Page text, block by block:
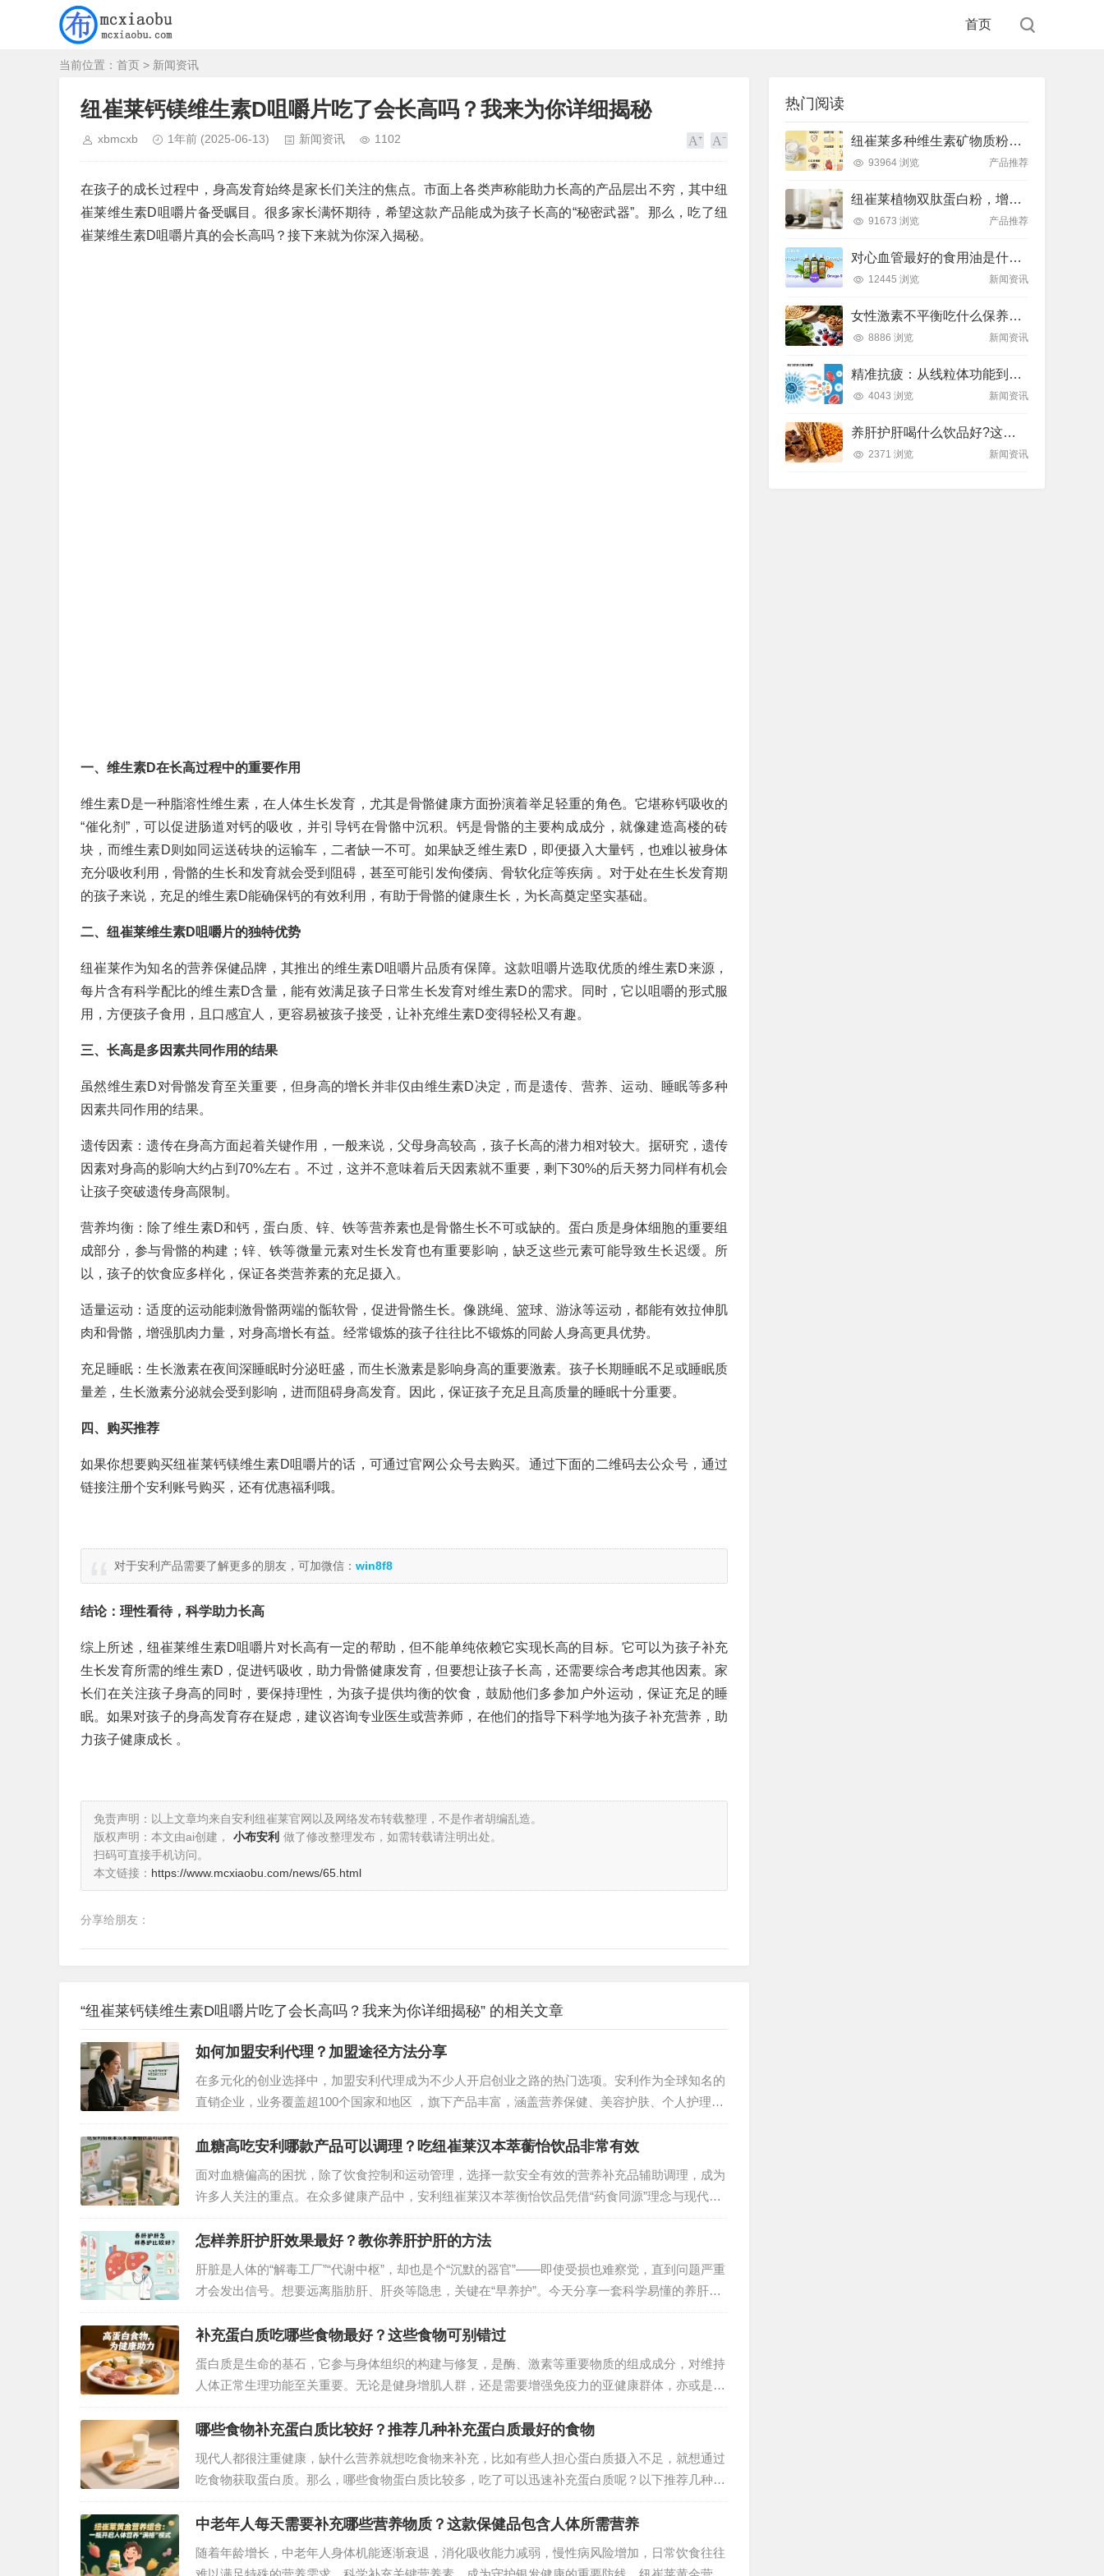
首页
当前位置： 首页 > 新闻资讯
纽崔莱钙镁维生素D咀嚼片吃了会长高吗？我来为你详细揭秘
xbmcxb 1年前 (2025-06-13) 新闻资讯 1102
在孩子的成长过程中，身高发育始终是家长们关注的焦点。市面上各类声称能助力长高的产品层出不穷，其中纽
崔莱维生素D咀嚼片备受瞩目。很多家长满怀期待，希望这款产品能成为孩子长高的“秘密武器”。那么，吃了纽
崔莱维生素D咀嚼片真的会长高吗？接下来就为你深入揭秘。
一、维生素D在长高过程中的重要作用
维生素D是一种脂溶性维生素，在人体生长发育，尤其是骨骼健康方面扮演着举足轻重的角色。它堪称钙吸收的
“催化剂”，可以促进肠道对钙的吸收，并引导钙在骨骼中沉积。钙是骨骼的主要构成成分，就像建造高楼的砖
块，而维生素D则如同运送砖块的运输车，二者缺一不可。如果缺乏维生素D，即便摄入大量钙，也难以被身体
充分吸收利用，骨骼的生长和发育就会受到阻碍，甚至可能引发佝偻病、骨软化症等疾病 。对于处在生长发育期
的孩子来说，充足的维生素D能确保钙的有效利用，有助于骨骼的健康生长，为长高奠定坚实基础。
二、纽崔莱维生素D咀嚼片的独特优势
纽崔莱作为知名的营养保健品牌，其推出的维生素D咀嚼片品质有保障。这款咀嚼片选取优质的维生素D来源，
每片含有科学配比的维生素D含量，能有效满足孩子日常生长发育对维生素D的需求。同时，它以咀嚼的形式服
用，方便孩子食用，且口感宜人，更容易被孩子接受，让补充维生素D变得轻松又有趣。
三、长高是多因素共同作用的结果
虽然维生素D对骨骼发育至关重要，但身高的增长并非仅由维生素D决定，而是遗传、营养、运动、睡眠等多种
因素共同作用的结果。
遗传因素：遗传在身高方面起着关键作用，一般来说，父母身高较高，孩子长高的潜力相对较大。据研究，遗传
因素对身高的影响大约占到70%左右 。不过，这并不意味着后天因素就不重要，剩下30%的后天努力同样有机会
让孩子突破遗传身高限制。
营养均衡：除了维生素D和钙，蛋白质、锌、铁等营养素也是骨骼生长不可或缺的。蛋白质是身体细胞的重要组
成部分，参与骨骼的构建；锌、铁等微量元素对生长发育也有重要影响，缺乏这些元素可能导致生长迟缓。所
以，孩子的饮食应多样化，保证各类营养素的充足摄入。
适量运动：适度的运动能刺激骨骼两端的骺软骨，促进骨骼生长。像跳绳、篮球、游泳等运动，都能有效拉伸肌
肉和骨骼，增强肌肉力量，对身高增长有益。经常锻炼的孩子往往比不锻炼的同龄人身高更具优势。
充足睡眠：生长激素在夜间深睡眠时分泌旺盛，而生长激素是影响身高的重要激素。孩子长期睡眠不足或睡眠质
量差，生长激素分泌就会受到影响，进而阻碍身高发育。因此，保证孩子充足且高质量的睡眠十分重要。
四、购买推荐
如果你想要购买纽崔莱钙镁维生素D咀嚼片的话，可通过官网公众号去购买。通过下面的二维码去公众号，通过
链接注册个安利账号购买，还有优惠福利哦。
对于安利产品需要了解更多的朋友，可加微信： win8f8
结论：理性看待，科学助力长高
综上所述，纽崔莱维生素D咀嚼片对长高有一定的帮助，但不能单纯依赖它实现长高的目标。它可以为孩子补充
生长发育所需的维生素D，促进钙吸收，助力骨骼健康发育，但要想让孩子长高，还需要综合考虑其他因素。家
长们在关注孩子身高的同时，要保持理性，为孩子提供均衡的饮食，鼓励他们多参加户外运动，保证充足的睡
眠。如果对孩子的身高发育存在疑虑，建议咨询专业医生或营养师，在他们的指导下科学地为孩子补充营养，助
力孩子健康成长 。
免责声明：以上文章均来自安利纽崔莱官网以及网络发布转载整理，不是作者胡编乱造。
版权声明：本文由ai创建，
小布安利 做了修改整理发布，如需转载请注明出处。
扫码可直接手机访问。
本文链接： https://www.mcxiaobu.com/news/65.html
分享给朋友：
“纽崔莱钙镁维生素D咀嚼片吃了会长高吗？我来为你详细揭秘” 的相关文章
如何加盟安利代理？加盟途径方法分享
在多元化的创业选择中，加盟安利代理成为不少人开启创业之路的热门选项。安利作为全球知名的
直销企业，业务覆盖超100个国家和地区 ，旗下产品丰富，涵盖营养保健、美容护肤、个人护理和
家居清洁等多个领域 。如果你也对安利代理加盟感兴趣，那就跟随这份攻略，迈出创业的第一
步。…
血糖高吃安利哪款产品可以调理？吃纽崔莱汉本萃蘅怡饮品非常有效
面对血糖偏高的困扰，除了饮食控制和运动管理，选择一款安全有效的营养补充品辅助调理，成为
许多人关注的重点。在众多健康产品中，安利纽崔莱汉本萃衡怡饮品凭借“药食同源”理念与现代营
养科技的结合，成为调理血糖的优质之选。它如何从根源改善血糖代谢？又有哪些值得信赖的优
势？今天就为大家详细解析。…
怎样养肝护肝效果最好？教你养肝护肝的方法
肝脏是人体的“解毒工厂”“代谢中枢”，却也是个“沉默的器官”——即使受损也难察觉，直到问题严重
才会发出信号。想要远离脂肪肝、肝炎等隐患，关键在“早养护”。今天分享一套科学易懂的养肝护
肝方法，从饮食、作息、情绪到习惯，全方位守护肝脏健康～…
补充蛋白质吃哪些食物最好？这些食物可别错过
蛋白质是生命的基石，它参与身体组织的构建与修复，是酶、激素等重要物质的组成成分，对维持
人体正常生理功能至关重要。无论是健身增肌人群，还是需要增强免疫力的亚健康群体，亦或是成
长发育中的儿童，都需要充足的蛋白质摄入。下面就为大家推荐几类优质的蛋白质来源，让你轻松
补充营养 。…
哪些食物补充蛋白质比较好？推荐几种补充蛋白质最好的食物
现代人都很注重健康，缺什么营养就想吃食物来补充，比如有些人担心蛋白质摄入不足，就想通过
吃食物获取蛋白质。那么，哪些食物蛋白质比较多，吃了可以迅速补充蛋白质呢？以下推荐几种优
质且常见的高蛋白食物，从植物性和动物性蛋白中选取代表性品类。…
中老年人每天需要补充哪些营养物质？这款保健品包含人体所需营养
随着年龄增长，中老年人身体机能逐渐衰退，消化吸收能力减弱，慢性病风险增加，日常饮食往往
热门阅读
纽崔莱多种维生素矿物质粉，小金粉守护全天健康活力
93964 浏览 产品推荐
纽崔莱植物双肽蛋白粉，增肌补充蛋白质好帮手
91673 浏览 产品推荐
对心血管最好的食用油是什么油？推荐吃这款安利油品
12445 浏览 新闻资讯
女性激素不平衡吃什么保养片可以调节？推荐吃这款纽崔莱保养片
8886 浏览 新闻资讯
精准抗疲：从线粒体功能到造血机制，热门营养方案全解析
4043 浏览 新闻资讯
养肝护肝喝什么饮品好?这款纽崔莱饮品别错过
2371 浏览 新闻资讯